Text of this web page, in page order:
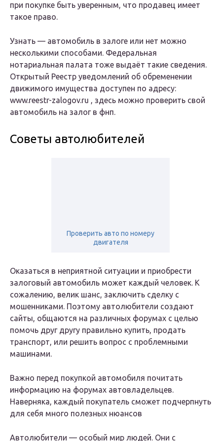
при покупке быть уверенным, что продавец имеет
такое право.
Узнать — автомобиль в залоге или нет можно
несколькими способами. Федеральная
нотариальная палата тоже выдаёт такие сведения.
Открытый Реестр уведомлений об обременении
движимого имущества доступен по адресу:
www.reestr-zalogov.ru , здесь можно проверить свой
автомобиль на залог в фнп.
Советы автолюбителей
Проверить авто по номеру
двигателя
Оказаться в неприятной ситуации и приобрести
залоговый автомобиль может каждый человек. К
сожалению, велик шанс, заключить сделку с
мошенниками. Поэтому автолюбители создают
сайты, общаются на различных форумах с целью
помочь друг другу правильно купить, продать
транспорт, или решить вопрос с проблемными
машинами.
Важно перед покупкой автомобиля почитать
информацию на форумах автовладельцев.
Наверняка, каждый покупатель сможет подчерпнуть
для себя много полезных нюансов
Автолюбители — особый мир людей. Они с